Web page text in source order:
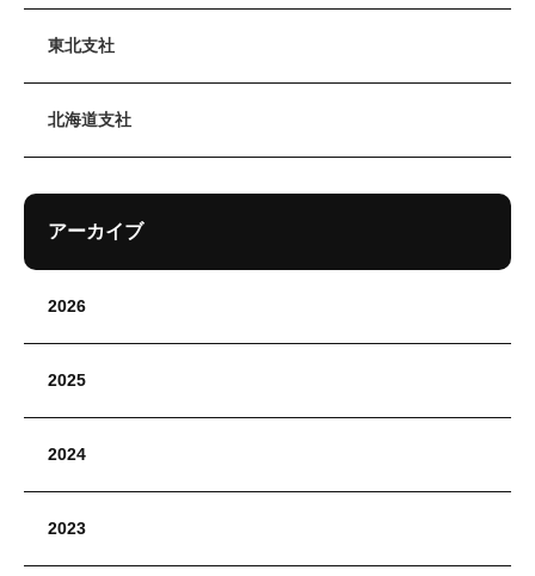
東北支社
北海道支社
アーカイブ
2026
2025
2024
2023